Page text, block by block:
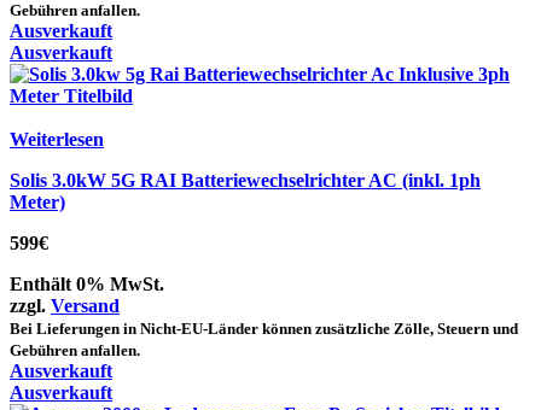
Gebühren anfallen.
Ausverkauft
Ausverkauft
Weiterlesen
Solis 3.0kW 5G RAI Batteriewechselrichter AC (inkl. 1ph
Meter)
599€
Enthält 0% MwSt.
zzgl. Versand
Bei Lieferungen in Nicht-EU-Länder können zusätzliche Zölle, Steuern und
Gebühren anfallen.
Ausverkauft
Ausverkauft